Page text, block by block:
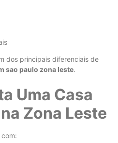
dos principais diferenciais de
sao paulo zona leste.
Uma Casa
Zona Leste